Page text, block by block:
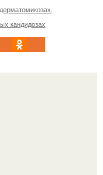
кандидозах